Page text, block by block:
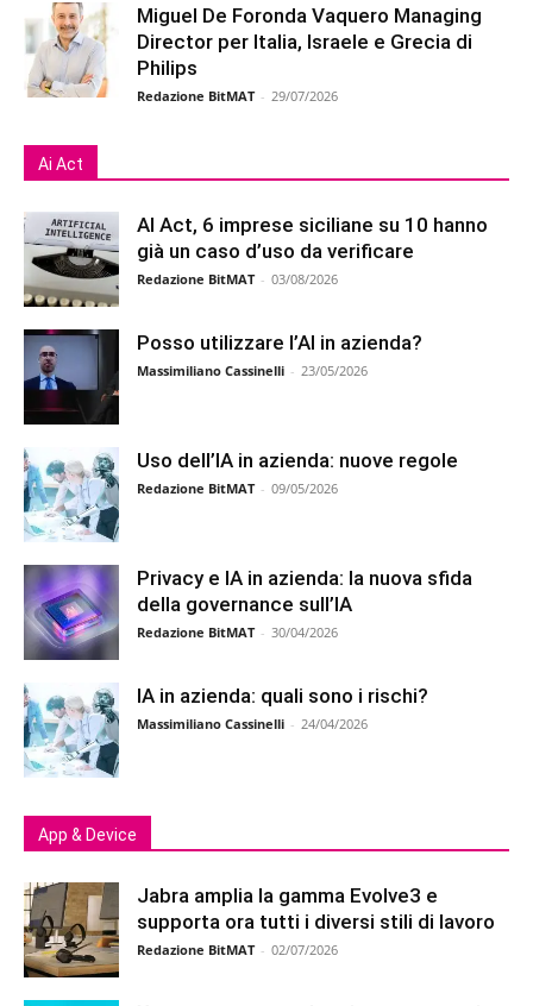
Miguel De Foronda Vaquero Managing
Director per Italia, Israele e Grecia di
Philips
Redazione BitMAT - 29/07/2026
Ai Act
AI Act, 6 imprese siciliane su 10 hanno
già un caso d’uso da verificare
Redazione BitMAT - 03/08/2026
Posso utilizzare l’AI in azienda?
Massimiliano Cassinelli - 23/05/2026
Uso dell’IA in azienda: nuove regole
Redazione BitMAT - 09/05/2026
Privacy e IA in azienda: la nuova sfida
della governance sull’IA
Redazione BitMAT - 30/04/2026
IA in azienda: quali sono i rischi?
Massimiliano Cassinelli - 24/04/2026
App & Device
Jabra amplia la gamma Evolve3 e
supporta ora tutti i diversi stili di lavoro
Redazione BitMAT - 02/07/2026